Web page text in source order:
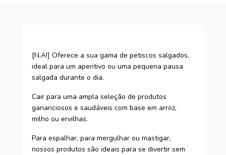
[N.A!] Oferece a sua gama de petiscos salgados,
ideal para um aperitivo ou uma pequena pausa
salgada durante o dia.
Cair para uma ampla seleção de produtos
gananciosos e saudáveis com base em arroz,
milho ou ervilhas.
Para espalhar, para mergulhar ou mastigar,
nossos produtos são ideais para se divertir sem